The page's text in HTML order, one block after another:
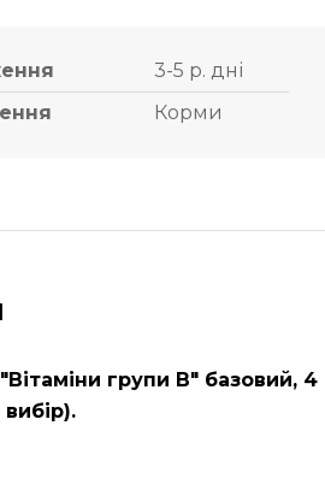
3-5 р. дні
Корми
групи В" базовий, 4